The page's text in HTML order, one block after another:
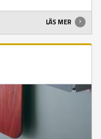
LÄS MER